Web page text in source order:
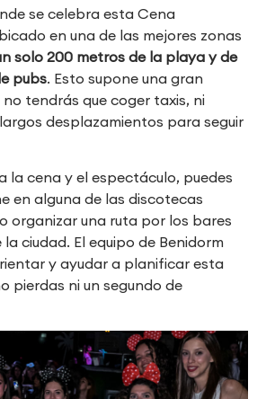
se celebra esta Cena
en una de las mejores zonas
solo 200 metros de la playa y de
pubs. Esto supone una gran
tendrás que coger taxis, ni
desplazamientos para seguir
la cena y el espectáculo, puedes
en alguna de las discotecas
organizar una ruta por los bares
ciudad. El equipo de Benidorm
y ayudar a planificar esta
pierdas ni un segundo de